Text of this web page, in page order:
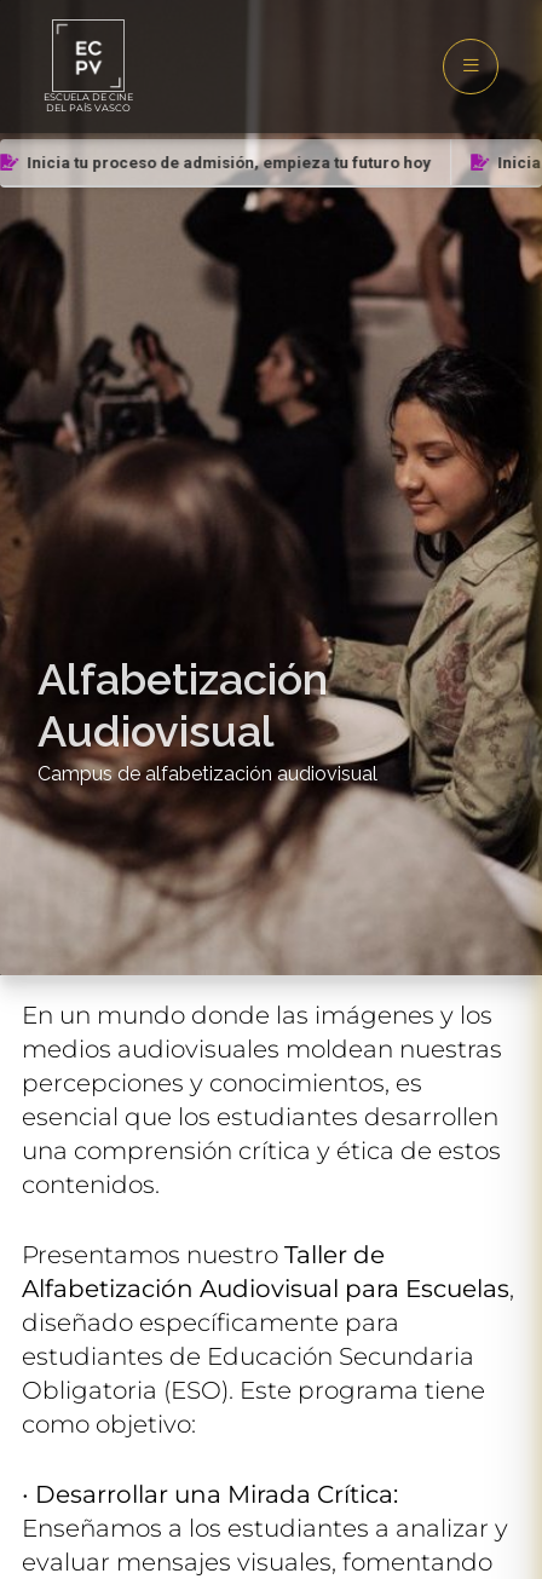
ESCUELA DE CINE
DEL PAÍS VASCO
Inicia tu proceso de admisión, empieza tu futuro hoy Inicia
Alfabetización
Audiovisual
Campus de alfabetización audiovisual
En un mundo donde las imágenes y los
medios audiovisuales moldean nuestras
percepciones y conocimientos, es
esencial que los estudiantes desarrollen
una comprensión crítica y ética de estos
contenidos.
Presentamos nuestroTaller de
Alfabetización Audiovisual para Escuelas,
diseñado específicamente para
estudiantes de Educación Secundaria
Obligatoria (ESO). Este programa tiene
como objetivo:
• Desarrollar una Mirada Crítica:
Enseñamos a los estudiantes a analizar y
evaluar mensajes visuales, fomentando